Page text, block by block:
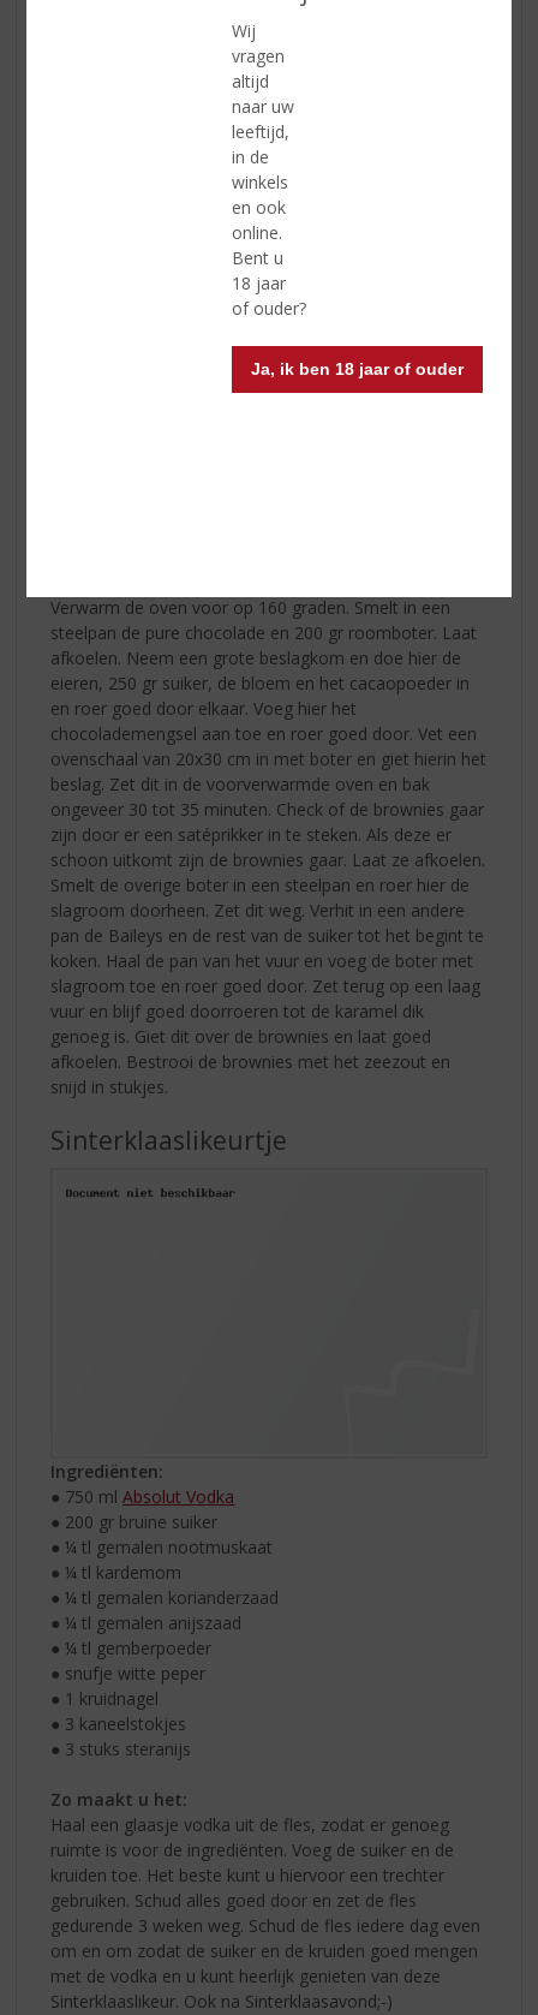
Wij
vragen
altijd
naar uw
leeftijd,
in de
winkels
en ook
online.
Bent u
18 jaar
of ouder?
Ja, ik ben 18 jaar of ouder
Verwarm de oven voor op 160 graden. Smelt in een
steelpan de pure chocolade en 200 gr roomboter. Laat
afkoelen. Neem een grote beslagkom en doe hier de
eieren, 250 gr suiker, de bloem en het cacaopoeder in
en roer goed door elkaar. Voeg hier het
chocolademengsel aan toe en roer goed door. Vet een
ovenschaal van 20x30 cm in met boter en giet hierin het
beslag. Zet dit in de voorverwarmde oven en bak
ongeveer 30 tot 35 minuten. Check of de brownies gaar
zijn door er een satéprikker in te steken. Als deze er
schoon uitkomt zijn de brownies gaar. Laat ze afkoelen.
Smelt de overige boter in een steelpan en roer hier de
slagroom doorheen. Zet dit weg. Verhit in een andere
pan de Baileys en de rest van de suiker tot het begint te
koken. Haal de pan van het vuur en voeg de boter met
slagroom toe en roer goed door. Zet terug op een laag
vuur en blijf goed doorroeren tot de karamel dik
genoeg is. Giet dit over de brownies en laat goed
afkoelen. Bestrooi de brownies met het zeezout en
snijd in stukjes.
Sinterklaaslikeurtje
Ingrediënten:
● 750 mlAbsolut Vodka
● 200 gr bruine suiker
● ¼ tl gemalen nootmuskaat
● ¼ tl kardemom
● ¼ tl gemalen korianderzaad
● ¼ tl gemalen anijszaad
● ¼ tl gemberpoeder
● snufje witte peper
● 1 kruidnagel
● 3 kaneelstokjes
● 3 stuks steranijs
Zo maakt u het:
Haal een glaasje vodka uit de fles, zodat er genoeg
ruimte is voor de ingrediënten. Voeg de suiker en de
kruiden toe. Het beste kunt u hiervoor een trechter
gebruiken. Schud alles goed door en zet de fles
gedurende 3 weken weg. Schud de fles iedere dag even
om en om zodat de suiker en de kruiden goed mengen
met de vodka en u kunt heerlijk genieten van deze
Sinterklaaslikeur. Ook na Sinterklaasavond;-)